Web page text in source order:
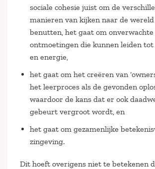
sociale cohesie juist om de
manieren van kijken naar de
benutten, het gaat om
ontmoetingen die kunnen leiden
en energie,
het gaat om het creëren van
het leerproces als de gevonden
waardoor de kans dat er ook
gebeurt vergroot wordt, en
het gaat om gezamenlijke
zingeving.
Dit hoeft overigens niet te betekenen